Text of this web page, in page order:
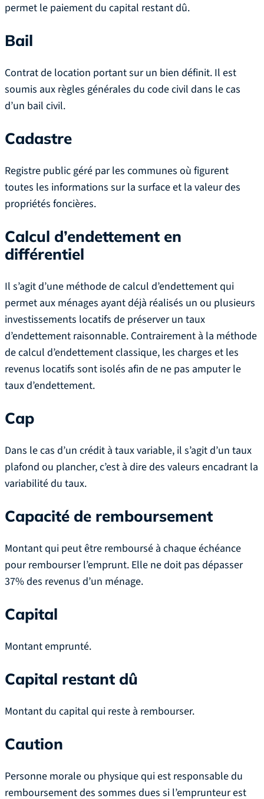
permet le paiement du capital restant dû.
Bail
Contrat de location portant sur un bien définit. Il est
soumis aux règles générales du code civil dans le cas
d’un bail civil.
Cadastre
Registre public géré par les communes où figurent
toutes les informations sur la surface et la valeur des
propriétés foncières.
Calcul d’endettement en
différentiel
Il s’agit d’une méthode de calcul d’endettement qui
permet aux ménages ayant déjà réalisés un ou plusieurs
investissements locatifs de préserver un taux
d’endettement raisonnable. Contrairement à la méthode
de calcul d’endettement classique, les charges et les
revenus locatifs sont isolés afin de ne pas amputer le
taux d’endettement.
Cap
Dans le cas d’un crédit à taux variable, il s’agit d’un taux
plafond ou plancher, c’est à dire des valeurs encadrant la
variabilité du taux.
Capacité de remboursement
Montant qui peut être remboursé à chaque échéance
pour rembourser l’emprunt. Elle ne doit pas dépasser
37% des revenus d’un ménage.
Capital
Montant emprunté.
Capital restant dû
Montant du capital qui reste à rembourser.
Caution
Personne morale ou physique qui est responsable du
remboursement des sommes dues si l’emprunteur est